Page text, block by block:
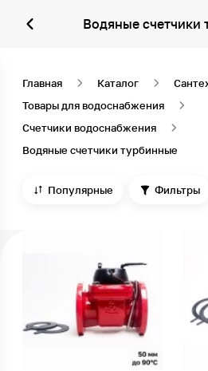
Водяные счетчики
Главная Каталог
Товары для водоснабжения
Счетчики водоснабжения
Водяные счетчики турбинные
Популярные Фильтры